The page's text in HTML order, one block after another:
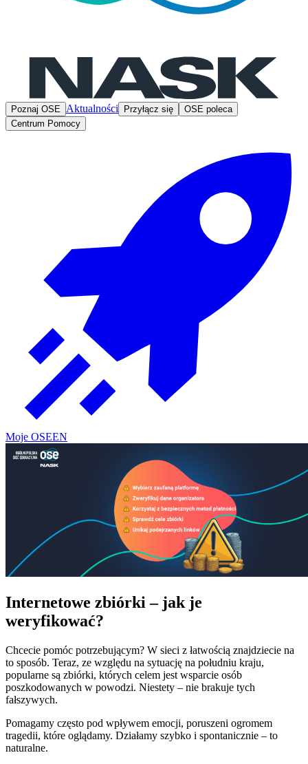
Poznaj OSE Aktualności Przyłącz się
OSE poleca
Centrum Pomocy
Moje OSEEN
Internetowe zbiórki – jak je
weryfikować?
Chcecie pomóc potrzebującym? W sieci z łatwością znajdziecie na
to sposób. Teraz, ze względu na sytuację na południu kraju,
popularne są zbiórki, których celem jest wsparcie osób
poszkodowanych w powodzi. Niestety – nie brakuje tych
fałszywych.
Pomagamy często pod wpływem emocji, poruszeni ogromem
tragedii, które oglądamy. Działamy szybko i spontanicznie – to
naturalne.